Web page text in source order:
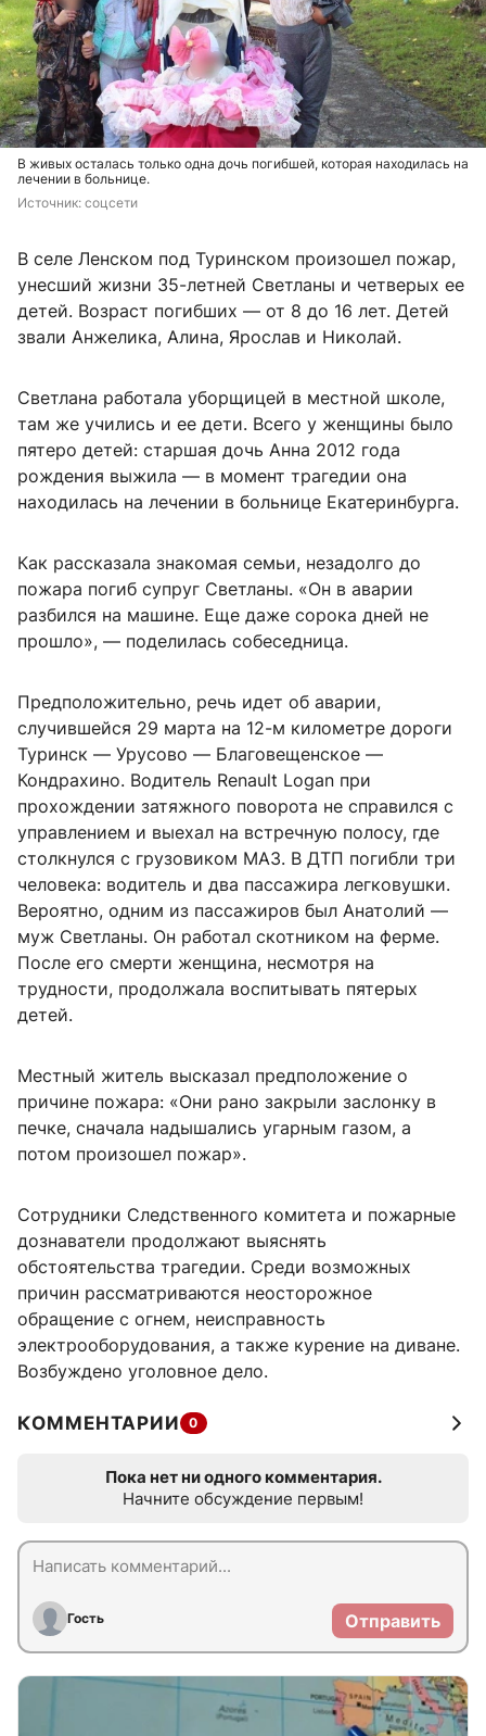
В живых осталась только одна дочь погибшей, которая находилась на
лечении в больнице.
Источник: соцсети
В селе Ленском под Туринском произошел пожар,
унесший жизни 35-летней Светланы и четверых ее
детей. Возраст погибших — от 8 до 16 лет. Детей
звали Анжелика, Алина, Ярослав и Николай.
Светлана работала уборщицей в местной школе,
там же учились и ее дети. Всего у женщины было
пятеро детей: старшая дочь Анна 2012 года
рождения выжила — в момент трагедии она
находилась на лечении в больнице Екатеринбурга.
Как рассказала знакомая семьи, незадолго до
пожара погиб супруг Светланы. «Он в аварии
разбился на машине. Еще даже сорока дней не
прошло», — поделилась собеседница.
Предположительно, речь идет об аварии,
случившейся 29 марта на 12-м километре дороги
Туринск — Урусово — Благовещенское —
Кондрахино. Водитель Renault Logan при
прохождении затяжного поворота не справился с
управлением и выехал на встречную полосу, где
столкнулся с грузовиком МАЗ. В ДТП погибли три
человека: водитель и два пассажира легковушки.
Вероятно, одним из пассажиров был Анатолий —
муж Светланы. Он работал скотником на ферме.
После его смерти женщина, несмотря на
трудности, продолжала воспитывать пятерых
детей.
Местный житель высказал предположение о
причине пожара: «Они рано закрыли заслонку в
печке, сначала надышались угарным газом, а
потом произошел пожар».
Сотрудники Следственного комитета и пожарные
дознаватели продолжают выяснять
обстоятельства трагедии. Среди возможных
причин рассматриваются неосторожное
обращение с огнем, неисправность
электрооборудования, а также курение на диване.
Возбуждено уголовное дело.
КОММЕНТАРИИ 0
Пока нет ни одного комментария.
Начните обсуждение первым!
Гость Отправить